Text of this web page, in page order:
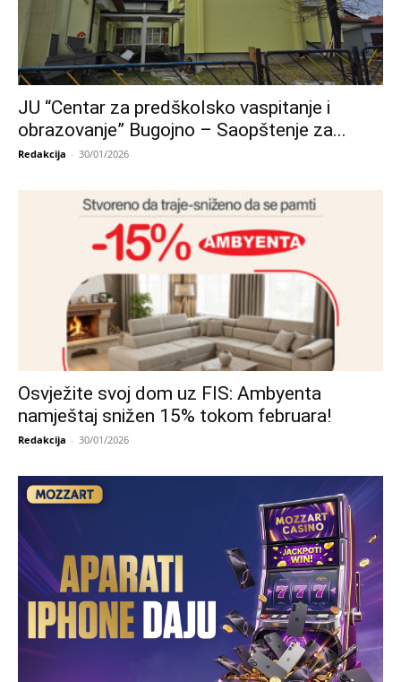
JU “Centar za predškolsko vaspitanje i
obrazovanje” Bugojno – Saopštenje za...
Redakcija - 30/01/2026
Osvježite svoj dom uz FIS: Ambyenta
namještaj snižen 15% tokom februara!
Redakcija - 30/01/2026